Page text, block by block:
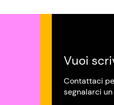
Vuoi
Contattaci
segnalarci